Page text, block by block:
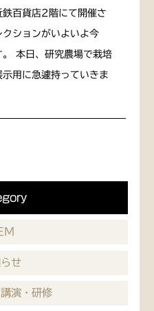
百貨店2階にて開催さ
ションがいよいよ今
。 本日、研究農場で栽培
用に急遽持っていきま
せ
演・研修